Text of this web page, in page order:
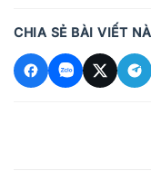
CHIA SẺ BÀI VIẾT